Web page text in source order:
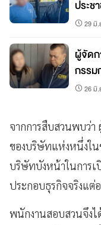
ประช
29 มิ.
ผู้จัดก
กรรม
26 มิ.
จากการสืบสวนพบว่า
ของบริษัทแห่งหนึ่งใ
บริษัทบังหน้าในการเ
ประกอบธุรกิจจริงแต่
พนักงานสอบสวนจึง